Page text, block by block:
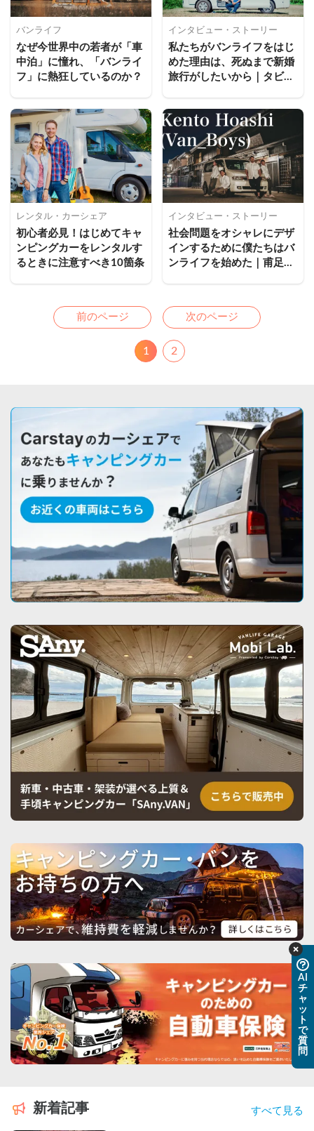
バンライフ
なぜ今世界中の若者が「車
中泊」に憧れ、「バンライ
フ」に熱狂しているのか？
インタビュー・ストーリー
私たちがバンライフをはじ
めた理由は、死ぬまで新婚
旅行がしたいから｜タビワ
レンタル・カーシェア
初心者必見！はじめてキャ
ンピングカーをレンタルす
るときに注意すべき10箇条
インタビュー・ストーリー
社会問題をオシャレにデザ
インするために僕たちはバ
ンライフを始めた｜甫足賢
前のページ Previous次のページ Next
1 2
新着記事 すべて見る
AI
チ
ャ
ッ
ト
で
質
問